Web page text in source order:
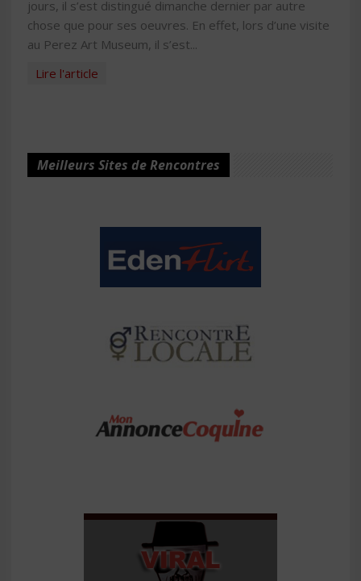
jours, il s’est distingué dimanche dernier par autre
chose que pour ses oeuvres. En effet, lors d’une visite
au Perez Art Museum, il s’est...
Lire l'article
Meilleurs Sites de Rencontres